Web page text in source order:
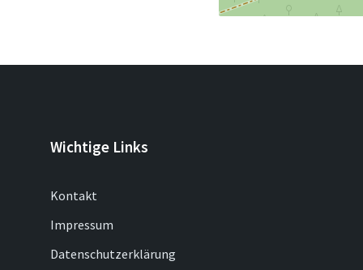
Wichtige Links
Kontakt
Impressum
Datenschutzerklärung